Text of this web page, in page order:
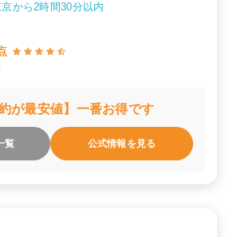
から2時間30分以内
約が最安値】一番お得です
覧 公式情報を見る